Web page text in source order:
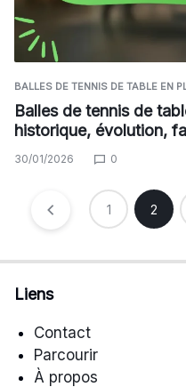
BALLES DE TENNIS DE TABLE EN
Balles de tennis de
historique, évolution,
30/01/2026 0
Posts
1 2
Liens
Contact
Parcourir
À propos